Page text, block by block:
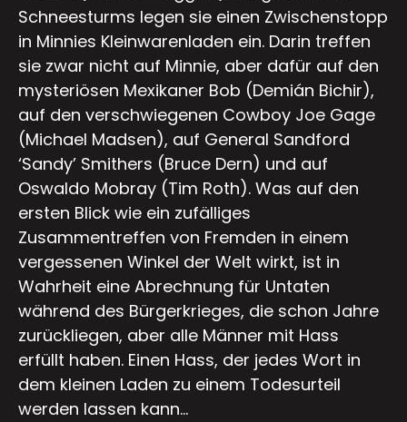
Schneesturms legen sie einen Zwischenstopp
in Minnies Kleinwarenladen ein. Darin treffen
sie zwar nicht auf Minnie, aber dafür auf den
mysteriösen Mexikaner Bob (Demián Bichir),
auf den verschwiegenen Cowboy Joe Gage
(Michael Madsen), auf General Sandford
‘Sandy’ Smithers (Bruce Dern) und auf
Oswaldo Mobray (Tim Roth). Was auf den
ersten Blick wie ein zufälliges
Zusammentreffen von Fremden in einem
vergessenen Winkel der Welt wirkt, ist in
Wahrheit eine Abrechnung für Untaten
während des Bürgerkrieges, die schon Jahre
zurückliegen, aber alle Männer mit Hass
erfüllt haben. Einen Hass, der jedes Wort in
dem kleinen Laden zu einem Todesurteil
werden lassen kann…